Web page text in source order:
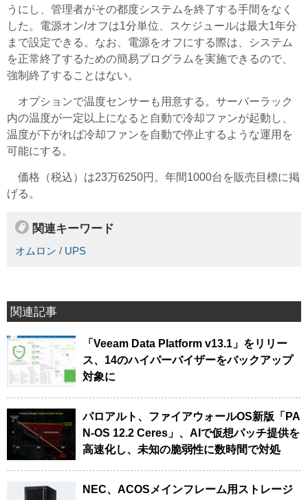
うにし、管理者がその都度システムを終了する手間をなく
した。電源オン/オフは1分単位、スケジュールは最大1年分
まで設定できる。なお、電源をオフにする際は、システム
を正常終了するための簡易プログラムを実施できるので、
強制終了することはない。
オプションで温度センサーも用意する。サーバーラック
内の温度が一定以上になると自動で冷却ファンが起動し、
温度が下がれば冷却ファンを自動で停止するような運用を
可能にする。
価格（税込）は23万6250円。年間1000台を販売目標に掲
げる。
関連キーワード
オムロン / UPS
関連記事
「Veeam Data Platform v13.1」をリリー
ス、14のハイパーバイザーをバックアップ
対象に
パロアルト、ファイアウォールOS新版「PA
N-OS 12.2 Ceres」、AIで仮想パッチ提供を
高速化し、未知の脆弱性に数時間で対処
NEC、ACOSメインフレーム用ストレージ